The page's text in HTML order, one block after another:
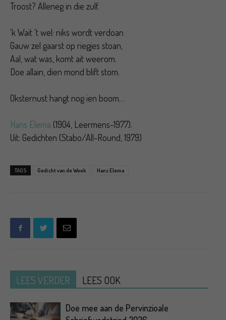
Troost? Alleneg in die zulf.
‘k Wait ’t wel: niks wordt verdoan
Gauw zel gaarst op riegjes stoan,
Aal, wat was, komt ait weerom.
Doe allain, dien mond blift stom.
Oksternust hangt nog ien boom…
Hans Elema (1904, Leermens-1977).
Uit: Gedichten (Stabo/All-Round, 1979)
TAGS Gedicht van de Week Hans Elema
LEES VERDER LEES OOK
Doe mee aan de Pervinzioale